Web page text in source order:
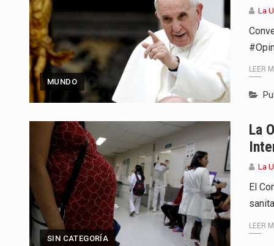
MUNDO
La
LEER
SIN CATEGORÍA
La
La
El
LEER